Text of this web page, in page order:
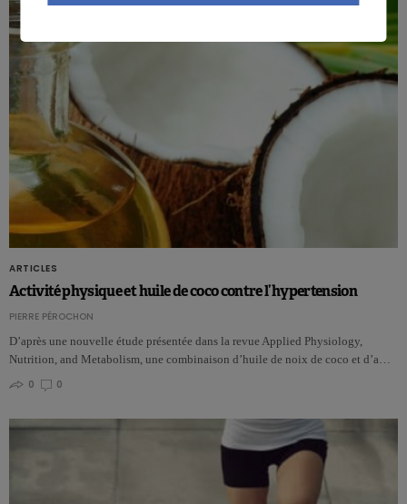
ARTICLES
Activité physique et huile de coco contre l’hypertension
PIERRE PÉROCHON
D’après une nouvelle étude présentée dans la revue Applied Physiology,
Nutrition, and Metabolism, une combinaison d’huile de noix de coco et d’a…
0
0